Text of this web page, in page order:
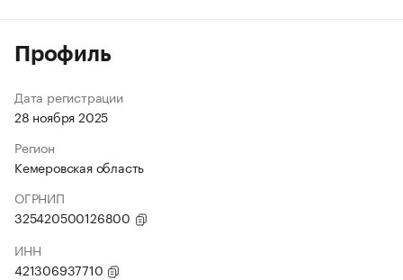
Профиль
Дата регистрации
28 ноября 2025
Регион
Кемеровская область
ОГРНИП
325420500126800
ИНН
421306937710